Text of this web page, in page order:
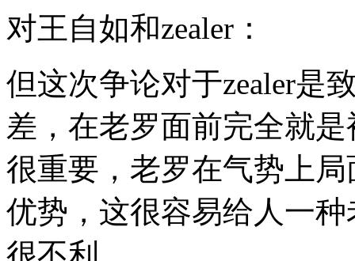
对王自如和zealer：
但这次争论对于zealer是
差，在老罗面前完全就
很重要，老罗在气势上
优势，这很容易给人一
很不利。